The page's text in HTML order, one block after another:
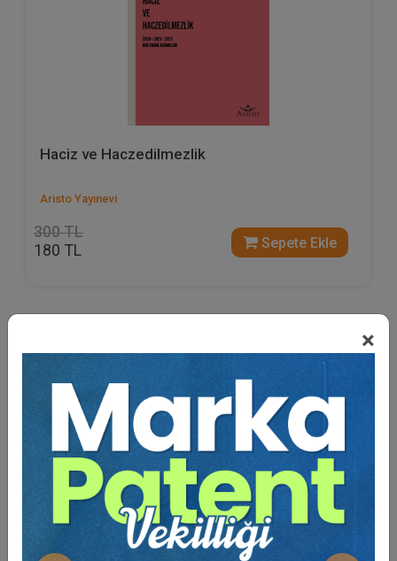
×
Haciz ve Haczedilmezlik
Aristo Yayınevi
300 TL
180 TL Sepete Ekle